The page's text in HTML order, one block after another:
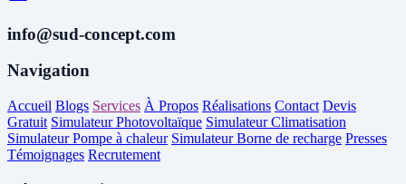
info@sud-concept.com
Navigation
Accueil Blogs Services À Propos Réalisations Contact Devis
Gratuit Simulateur Photovoltaïque Simulateur Climatisation
Simulateur Pompe à chaleur Simulateur Borne de recharge Presses
Témoignages Recrutement